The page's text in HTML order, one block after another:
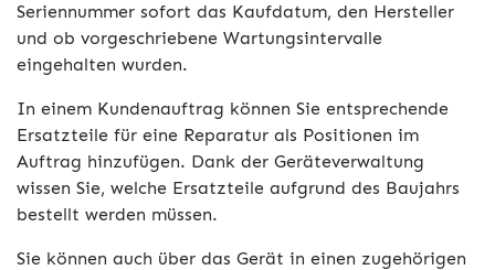
Seriennummer sofort das Kaufdatum, den Hersteller
und ob vorgeschriebene Wartungsintervalle
eingehalten wurden.
In einem Kundenauftrag können Sie entsprechende
Ersatzteile für eine Reparatur als Positionen im
Auftrag hinzufügen. Dank der Geräteverwaltung
wissen Sie, welche Ersatzteile aufgrund des Baujahrs
bestellt werden müssen.
Sie können auch über das Gerät in einen zugehörigen